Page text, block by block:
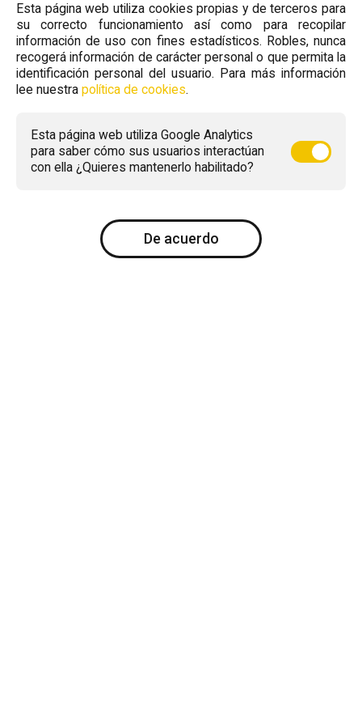
Esta página web utiliza cookies propias y de terceros para
su correcto funcionamiento así como para recopilar
información de uso con fines estadísticos. Robles, nunca
recogerá información de carácter personal o que permita la
identificación personal del usuario. Para más información
lee nuestra política de cookies.
Esta página web utiliza Google Analytics
para saber cómo sus usuarios interactúan
con ella ¿Quieres mantenerlo habilitado?
De acuerdo